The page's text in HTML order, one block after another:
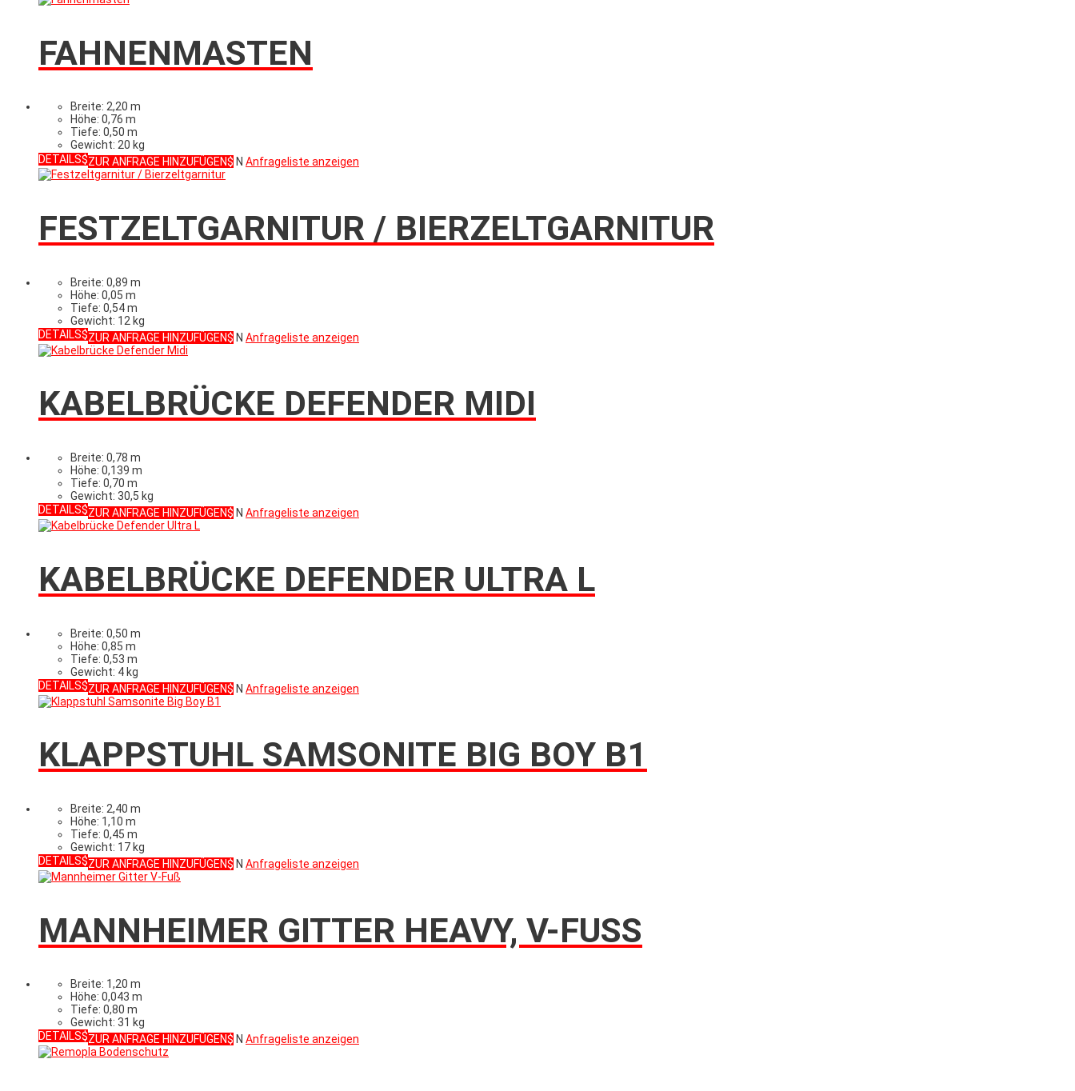
FAHNENMASTEN
Breite: 2,20 m
Höhe: 0,76 m
Tiefe: 0,50 m
Gewicht: 20 kg
DETAILS
ZUR ANFRAGE HINZUFÜGEN N Anfrageliste anzeigen
FESTZELTGARNITUR / BIERZELTGARNITUR
Breite: 0,89 m
Höhe: 0,05 m
Tiefe: 0,54 m
Gewicht: 12 kg
DETAILS
ZUR ANFRAGE HINZUFÜGEN N Anfrageliste anzeigen
KABELBRÜCKE DEFENDER MIDI
Breite: 0,78 m
Höhe: 0,139 m
Tiefe: 0,70 m
Gewicht: 30,5 kg
DETAILS
ZUR ANFRAGE HINZUFÜGEN N Anfrageliste anzeigen
KABELBRÜCKE DEFENDER ULTRA L
Breite: 0,50 m
Höhe: 0,85 m
Tiefe: 0,53 m
Gewicht: 4 kg
DETAILS
ZUR ANFRAGE HINZUFÜGEN N Anfrageliste anzeigen
KLAPPSTUHL SAMSONITE BIG BOY B1
Breite: 2,40 m
Höhe: 1,10 m
Tiefe: 0,45 m
Gewicht: 17 kg
DETAILS
ZUR ANFRAGE HINZUFÜGEN N Anfrageliste anzeigen
MANNHEIMER GITTER HEAVY, V-FUSS
Breite: 1,20 m
Höhe: 0,043 m
Tiefe: 0,80 m
Gewicht: 31 kg
DETAILS
ZUR ANFRAGE HINZUFÜGEN N Anfrageliste anzeigen